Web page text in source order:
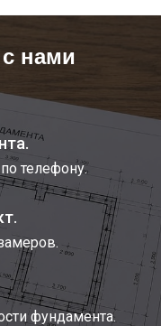
нами
телефону.
фундамента.